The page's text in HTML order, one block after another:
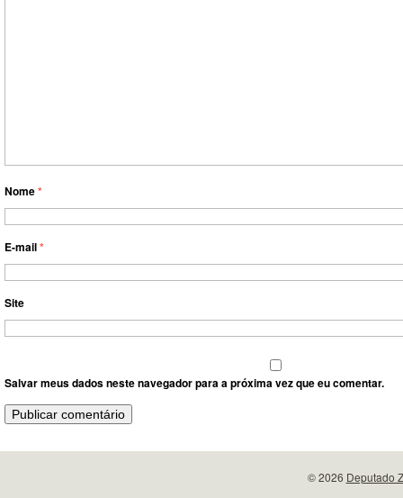
Nome*
E-mail*
Site
Salvar meus dados neste navegador para a próxima vez que eu comentar.
© 2026 Deputado